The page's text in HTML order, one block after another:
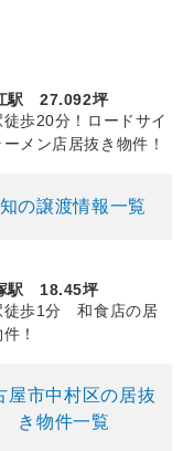
駅 27.092坪
歩20分！ロードサイ
ーメン店居抜き物件！
の譲渡情報一覧
駅 18.45坪
徒歩1分 和食店の居
！
屋市中村区の居抜
き物件一覧